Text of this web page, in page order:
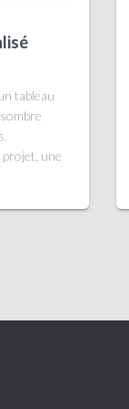
tableau
projet, une